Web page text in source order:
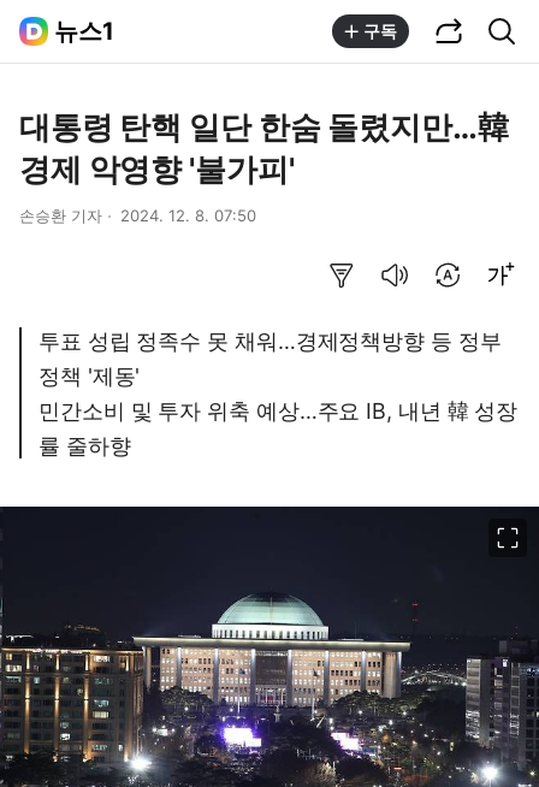
뉴스1 구독
대통령 탄핵 일단 한숨 돌렸지만…韓
경제 악영향 '불가피'
손승환 기자 2024. 12. 8. 07:50
투표 성립 정족수 못 채워…경제정책방향 등 정부
정책 '제동'
민간소비 및 투자 위축 예상…주요 IB, 내년 韓 성장
률 줄하향